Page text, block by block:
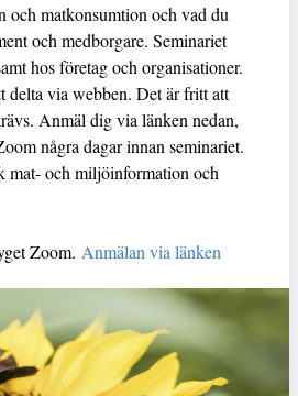
och matkonsumtion och vad du
och medborgare. Seminariet
hos företag och organisationer.
delta via webben. Det är fritt att
Anmäl dig via länken nedan,
några dagar innan seminariet.
mat- och miljöinformation och
Zoom. Anmälan via länken